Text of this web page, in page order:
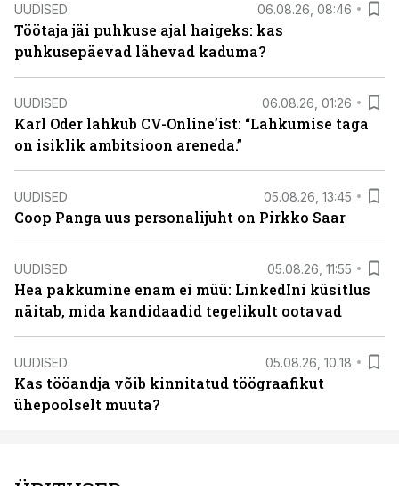
UUDISED 06.08.26, 08:46
Töötaja jäi puhkuse ajal haigeks: kas
puhkusepäevad lähevad kaduma?
UUDISED 06.08.26, 01:26
Karl Oder lahkub CV-Online’ist: “Lahkumise taga
on isiklik ambitsioon areneda.”
UUDISED 05.08.26, 13:45
Coop Panga uus personalijuht on Pirkko Saar
UUDISED 05.08.26, 11:55
Hea pakkumine enam ei müü: LinkedIni küsitlus
näitab, mida kandidaadid tegelikult ootavad
UUDISED 05.08.26, 10:18
Kas tööandja võib kinnitatud töögraafikut
ühepoolselt muuta?